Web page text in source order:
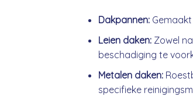
Dakpannen:Gemaakt
Leien daken:Zowel
beschadiging te
Metalen daken:
specifieke